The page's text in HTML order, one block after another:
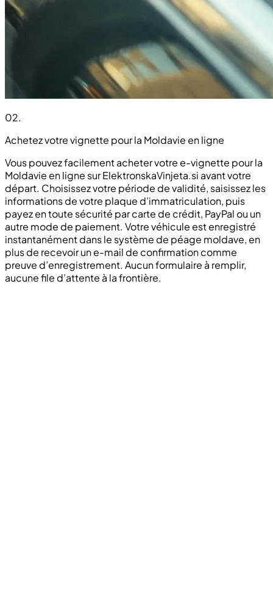
02.
Achetez votre vignette pour la Moldavie en ligne
Vous pouvez facilement acheter votre e-vignette pour la
Moldavie en ligne sur ElektronskaVinjeta.si avant votre
départ. Choisissez votre période de validité, saisissez les
informations de votre plaque d’immatriculation, puis
payez en toute sécurité par carte de crédit, PayPal ou un
autre mode de paiement. Votre véhicule est enregistré
instantanément dans le système de péage moldave, en
plus de recevoir un e-mail de confirmation comme
preuve d’enregistrement. Aucun formulaire à remplir,
aucune file d’attente à la frontière.